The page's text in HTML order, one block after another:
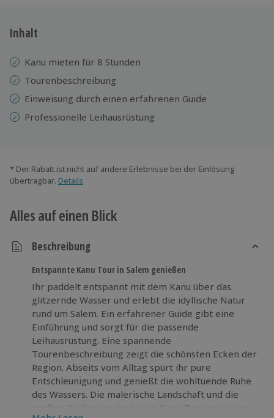
Inhalt
Kanu mieten für 8 Stunden
Tourenbeschreibung
Einweisung durch einen erfahrenen Guide
Professionelle Leihausrüstung
* Der Rabatt ist nicht auf andere Erlebnisse bei der Einlösung
übertragbar. Details
Alles auf einen Blick
Beschreibung
Entspannte Kanu Tour in Salem genießen
Ihr paddelt entspannt mit dem Kanu über das
glitzernde Wasser und erlebt die idyllische Natur
rund um Salem. Ein erfahrener Guide gibt eine
Einführung und sorgt für die passende
Leihausrüstung. Eine spannende
Tourenbeschreibung zeigt die schönsten Ecken der
Region. Abseits vom Alltag spürt ihr pure
Entschleunigung und genießt die wohltuende Ruhe
des Wassers. Die malerische Landschaft und die
sanften Wellen machen eure Kanu-Tour zu einem